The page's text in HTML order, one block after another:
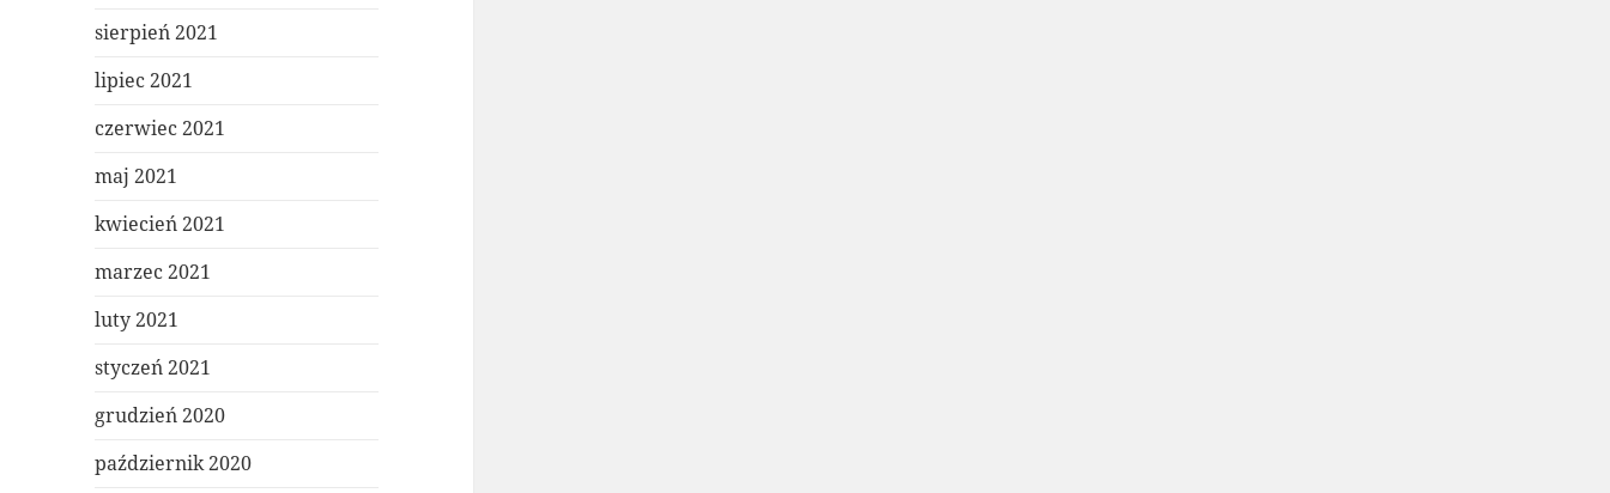
sierpień 2021
lipiec 2021
czerwiec 2021
maj 2021
kwiecień 2021
marzec 2021
luty 2021
styczeń 2021
grudzień 2020
październik 2020